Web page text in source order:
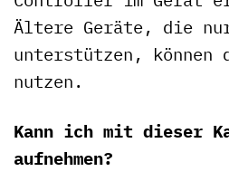
Ältere Geräte, die nur
unterstützen, können
nutzen.
Kann ich mit dieser
aufnehmen?